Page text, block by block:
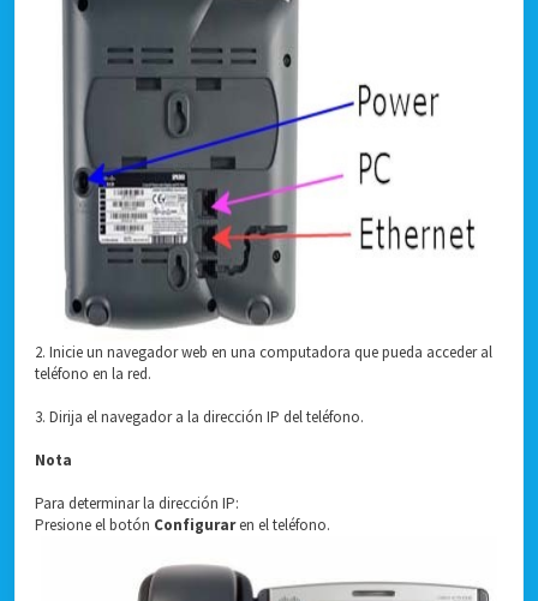
2. Inicie un navegador web en una computadora que pueda acceder al
teléfono en la red.
3. Dirija el navegador a la dirección IP del teléfono.
Nota
Para determinar la dirección IP:
Presione el botón Configuraren el teléfono.